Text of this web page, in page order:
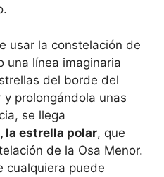
usar la constelación de
una línea imaginaria
del borde del
y prolongándola unas
se llega
la estrella polar, que
de la Osa Menor.
cualquiera puede